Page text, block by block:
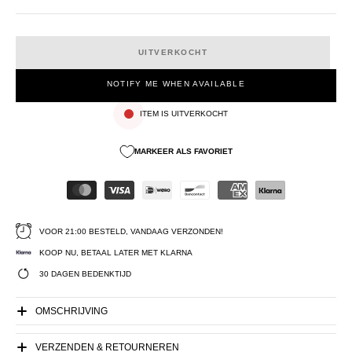
UITVERKOCHT
NOTIFY ME WHEN AVAILABLE
ITEM IS UITVERKOCHT
MARKEER ALS FAVORIET
VOOR 21:00 BESTELD, VANDAAG VERZONDEN!
KOOP NU, BETAAL LATER MET KLARNA
30 DAGEN BEDENKTIJD
OMSCHRIJVING
VERZENDEN & RETOURNEREN